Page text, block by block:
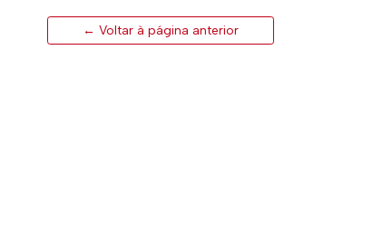
← Voltar à página anterior